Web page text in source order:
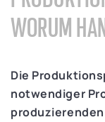
WORUM
Die
notwendiger